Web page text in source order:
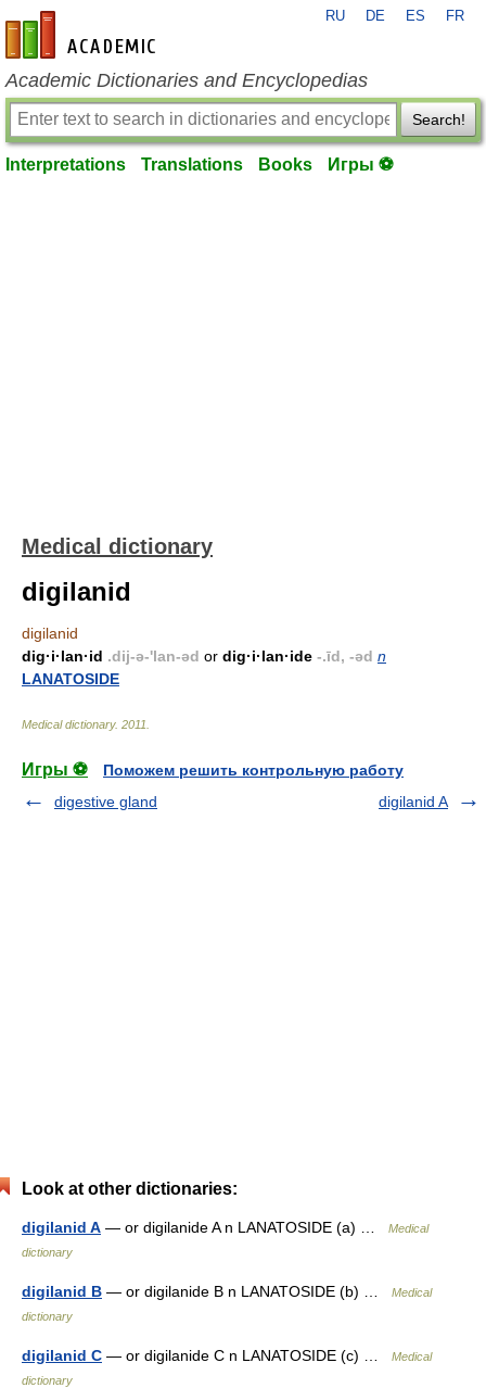
en-academic.com
RU DE ES FR
Academic Dictionaries and Encyclopedias
Search!
Interpretations Translations Books Игры ⚽
Medical dictionary
digilanid
digilanid
dig·i·lan·id .dij-ə-'lan-əd or dig·i·lan·ide -.īd, -əd n
LANATOSIDE
Medical dictionary. 2011
Игры ⚽
Поможем решить контрольную работу
digestive gland
digilanid A
Look at other dictionaries:
digilanid A — or digilanide A n LANATOSIDE (a) …
Medical
dictionary
digilanid B — or digilanide B n LANATOSIDE (b) …
Medical
dictionary
digilanid C — or digilanide C n LANATOSIDE (c) …
Medical
dictionary